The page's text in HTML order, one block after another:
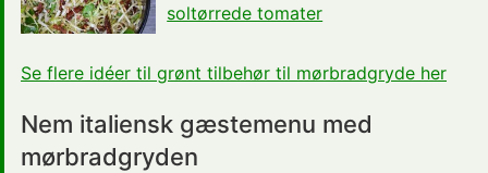
soltørrede tomater
Se flere idéer til grønt tilbehør til mørbradgryde her
Nem italiensk gæstemenu med
mørbradgryden